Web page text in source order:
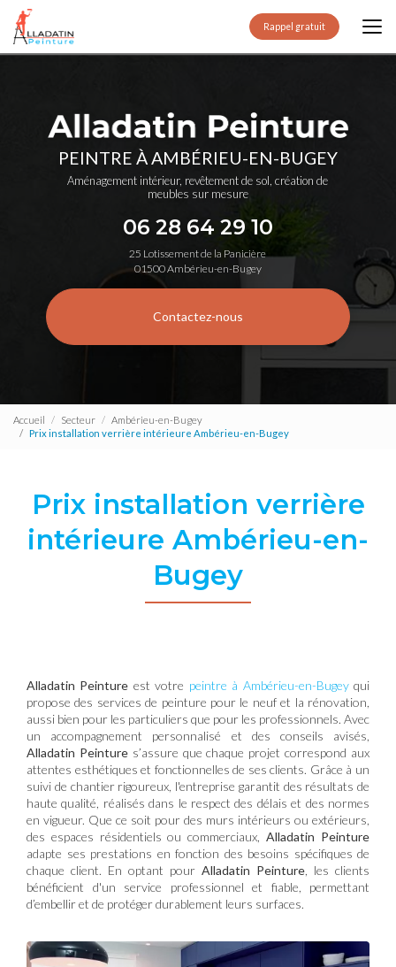
Aller
contenu
principal
Rappel gratuit
PEINTRE À AMBÉRIEU-EN-BUGEY
Aménagement intérieur, revêtement de sol, création de
meubles sur mesure
06 28 64 29 10
25 Lotissement de la Panicière
01500 Ambérieu-en-Bugey
Contactez-nous
Accueil Secteur
Ambérieu-en-Bugey
Prix installation verrière intérieure Ambérieu-en-Bugey
Prix installation verrière
intérieure Ambérieu-en-
Bugey
Alladatin Peinture est votre peintre à Ambérieu-en-Bugeyqui
propose des services de peinture pour le neuf et la rénovation,
aussi bien pour les particuliers que pour les professionnels. Avec
un accompagnement personnalisé et des conseils avisés,
Alladatin Peintures’assure que chaque projet correspond aux
attentes esthétiques et fonctionnelles de ses clients. Grâce à un
suivi de chantier rigoureux, l'entreprise garantit des résultats de
haute qualité, réalisés dans le respect des délais et des normes
en vigueur. Que ce soit pour des murs intérieurs ou extérieurs,
des espaces résidentiels ou commerciaux, Alladatin Peinture
adapte ses prestations en fonction des besoins spécifiques de
chaque client. En optant pour Alladatin Peinture , les clients
bénéficient d'un service professionnel et fiable, permettant
d’embellir et de protéger durablement leurs surfaces.